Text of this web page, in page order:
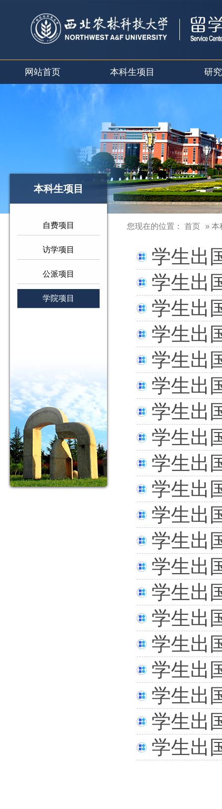
网站首页 本科生项目 研
本科生项目
自费项目
访学项目
公派项目
学院项目
您现在的位置： 首页 » 本
学生出
学生出
学生出
学生出
学生出
学生出
学生出
学生出
学生出
学生出
学生出
学生出
学生出
学生出
学生出
学生出
学生出
学生出
学生出
学生出